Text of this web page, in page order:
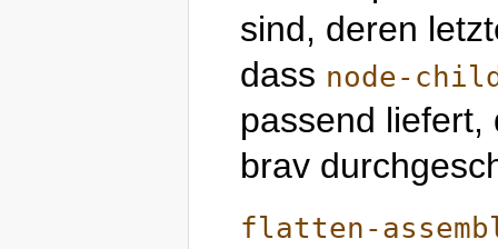
sind, deren
dass node-
passend
brav
flatten-